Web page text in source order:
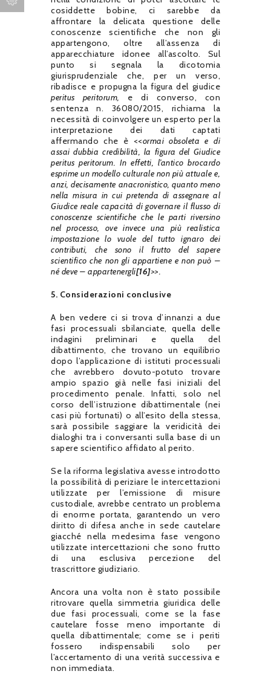
cosiddette bobine, ci sarebbe da
affrontare la delicata questione delle
conoscenze scientifiche che non gli
appartengono, oltre all’assenza di
apparecchiature idonee all’ascolto. Sul
punto si segnala la dicotomia
giurisprudenziale che, per un verso,
ribadisce e propugna la figura del giudice
peritus peritorum,
e di converso, con
sentenza n. 36080/2015, richiama la
necessità di coinvolgere un esperto per la
interpretazione dei dati captati
affermando che è <<ormai obsoleta e di
assai dubbia credibilità, la figura del Giudice
peritus peritorum. In effetti, l’antico brocardo
esprime un modello culturale non più attuale e,
anzi, decisamente anacronistico, quanto meno
nella misura in cui pretenda di assegnare al
Giudice reale capacità di governare il flusso di
conoscenze scientifiche che le parti riversino
nel processo, ove invece una più realistica
impostazione lo vuole del tutto ignaro dei
contributi, che sono il frutto del sapere
scientifico che non gli appartiene e non può –
né deve – appartenergli[16]>>.
5. Considerazioni conclusive
A ben vedere ci si trova d’innanzi a due
fasi processuali sbilanciate, quella delle
indagini preliminari e quella del
dibattimento, che trovano un equilibrio
dopo l’applicazione di istituti processuali
che avrebbero dovuto-potuto trovare
ampio spazio già nelle fasi iniziali del
procedimento penale. Infatti, solo nel
corso dell’istruzione dibattimentale (nei
casi più fortunati) o all’esito della stessa,
sarà possibile saggiare la veridicità dei
dialoghi tra i conversanti sulla base di un
sapere scientifico affidato al perito.
Se la riforma legislativa avesse introdotto
la possibilità di periziare le intercettazioni
utilizzate per l’emissione di misure
custodiale, avrebbe centrato un problema
di enorme portata, garantendo un vero
diritto di difesa anche in sede cautelare
giacché nella medesima fase vengono
utilizzate intercettazioni che sono frutto
di una esclusiva percezione del
trascrittore giudiziario.
Ancora una volta non è stato possibile
ritrovare quella simmetria giuridica delle
due fasi processuali, come se la fase
cautelare fosse meno importante di
quella dibattimentale; come se i periti
fossero indispensabili solo per
l’accertamento di una verità successiva e
non immediata.